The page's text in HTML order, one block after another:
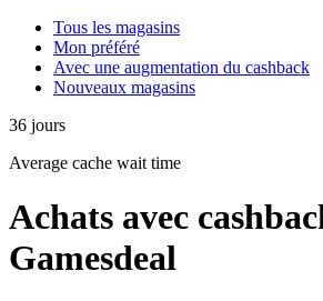
Tous les magasins
Mon préféré
Avec une augmentation du cashback
Nouveaux magasins
36 jours
Average cache wait time
Achats avec
Gamesdeal